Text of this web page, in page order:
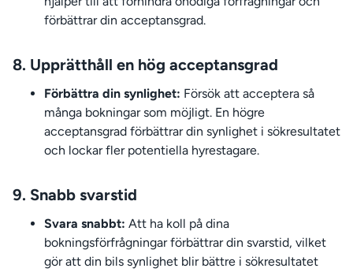
förbättrar din acceptansgrad.
8. Upprätthåll en hög acceptansgrad
Förbättra din synlighet: Försök att acceptera så
många bokningar som möjligt. En högre
acceptansgrad förbättrar din synlighet i sökresultatet
och lockar fler potentiella hyrestagare.
9. Snabb svarstid
Svara snabbt: Att ha koll på dina
bokningsförfrågningar förbättrar din svarstid, vilket
gör att din bils synlighet blir bättre i sökresultatet